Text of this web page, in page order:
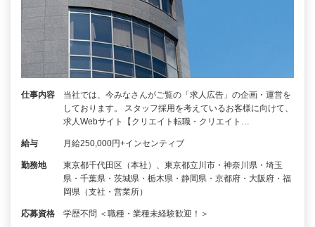
仕事内容
当社では、今みなさんがご覧の「求人広告」の企画・運営を
しております。 スタッフ採用を考えているお客様に向けて、
求人Webサイト【クリエイト転職・クリエイト…
給与 月給250,000円+インセンティブ
勤務地
東京都千代田区（本社）、東京都立川市・神奈川県・埼玉
県・千葉県・茨城県・栃木県・静岡県・京都府・大阪府・福
岡県（支社・営業所）
応募資格 学歴不問 ＜職種・業種未経験歓迎！＞